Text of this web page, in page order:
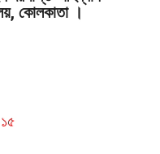
কোলকাতা ।